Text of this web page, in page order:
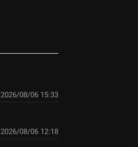
2026/08/06 15:33
2026/08/06 12:18